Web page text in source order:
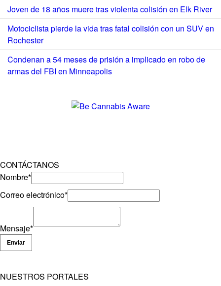
Joven de 18 años muere tras violenta colisión en Elk River
Motociclista pierde la vida tras fatal colisión con un SUV en
Rochester
Condenan a 54 meses de prisión a implicado en robo de
armas del FBI en Minneapolis
CONTÁCTANOS
Nombre*
Correo electrónico*
Mensaje*
Enviar
NUESTROS PORTALES